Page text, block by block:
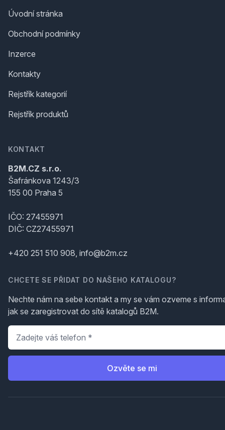
Úvodní stránka
Obchodní podmínky
Inzerce
Kontakty
Rejstřík kategorií
Rejstřík produktů
KONTAKT
B2M.CZ s.r.o.
Šafránkova 1243/3
155 00 Praha 5
IČO: 27455971
DIČ: CZ27455971
+420 251 510 908, info@b2m.cz
CHCETE SE PŘIDAT DO NAŠEHO KATALOGU?
Nechte nám na sebe kontakt a my se vám ozveme s
jak se zaregistrovat do sítě katalogů B2M.
Telefon
Ozvěte se mi